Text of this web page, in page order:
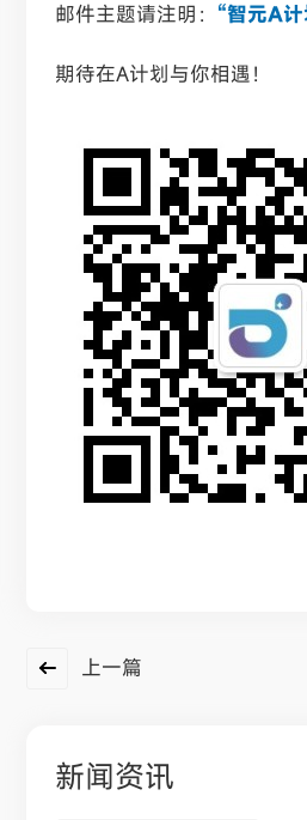
邮件主题请注明： “智元A计
期待在A计划与你相遇！
上一篇
新闻资讯